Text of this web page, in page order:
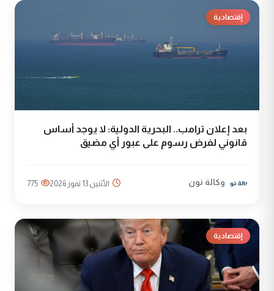
إقتصادية
بعد إعلان ترامب.. البحرية الدولية: لا يوجد أساس
قانوني لفرض رسوم على عبور أي مضيق
وكالة نون الأثنين 13 تموز 2026 775
إقتصادية